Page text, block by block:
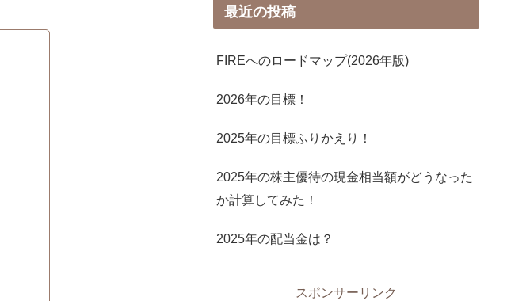
最近の投稿
FIREへのロードマップ(2026年版)
2026年の目標！
2025年の目標ふりかえり！
2025年の株主優待の現金相当額がどうなった
か計算してみた！
2025年の配当金は？
スポンサーリンク